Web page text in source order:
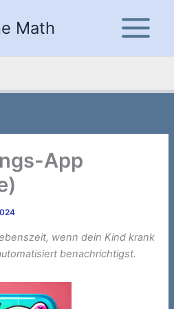
Math
App
wenn dein Kind krank
benachrichtigst.